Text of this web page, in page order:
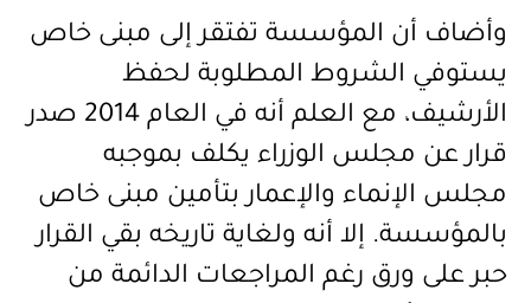
وأضاف أن المؤسسة تفتقر إلى مبنى خاص
يستوفي الشروط المطلوبة لحفظ
الأرشيف، مع العلم أنه في العام
صدر
قرار عن مجلس الوزراء يكلف بموجبه
مجلس الإنماء والإعمار بتأمين مبنى خاص
بالمؤسسة. إلا أنه ولغاية تاريخه بقي القرار
حبر على ورق رغم المراجعات الدائمة من